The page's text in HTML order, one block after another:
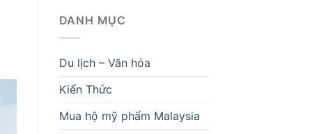
DANH MỤC
Du lịch – Văn hóa
Kiến Thức
Mua hộ mỹ phẩm Malaysia